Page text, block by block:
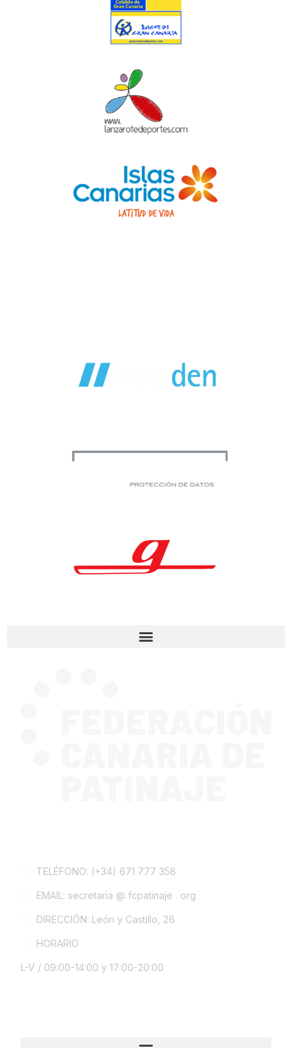
TELÉFONO: (+34) 671 777 358
EMAIL: secretaria @ fcpatinaje . org
DIRECCIÓN: León y Castillo, 26
HORARIO
L-V / 09:00-14:00 y 17:00-20:00